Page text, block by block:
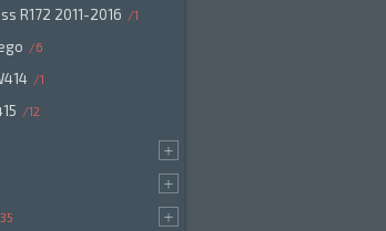
R172 2011-2016 1
6
1
12